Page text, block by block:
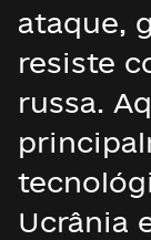
ataque,
resiste
russa.
Ucrânia